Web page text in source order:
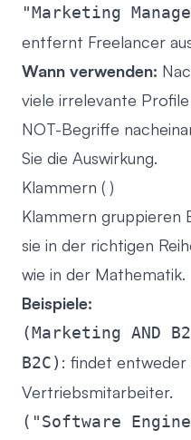
"Marketing
entfernt Freelancer
Wann verwenden:
viele irrelevante
NOT-Begriffe
Sie die Auswirkung.
Klammern ( )
Klammern gruppieren
sie in der richtigen
wie in der Mathematik.
Beispiele:
(Marketing AND
B2C) : findet
Vertriebsmitarbeiter.
("Software